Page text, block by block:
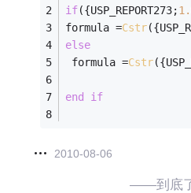
if({USP_REPORT273;1 .
formula =Cstr
else
formula =Cstr
end if
2010-08-06
——到底